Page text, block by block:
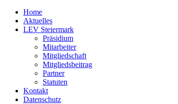
Home
Aktuelles
LEV Steiermark
Präsidium
Mitarbeiter
Mitgliedschaft
Mitgliedsbeitrag
Partner
Statuten
Kontakt
Datenschutz